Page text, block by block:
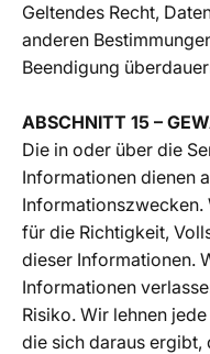
Geltendes Recht,
anderen
Beendigung
ABSCHNITT 15 –
Die in oder über die
Informationen dienen
Informationszwecken.
für die Richtigkeit,
dieser Informationen.
Informationen
Risiko. Wir lehnen
die sich daraus ergibt,